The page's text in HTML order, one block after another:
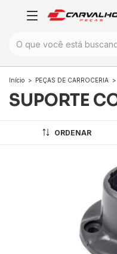
Início > PEÇAS DE CARROCERIA >
SUPORTE
ORDENAR